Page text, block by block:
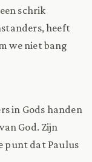
schrik
heeft
we niet bang
in Gods handen
God. Zijn
punt dat Paulus